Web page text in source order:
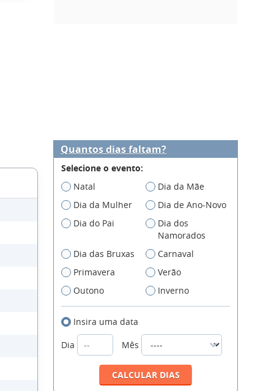
Quantos dias faltam?
Selecione o evento:
Natal
Dia da Mãe
Dia da Mulher
Dia de Ano-Novo
Dia do Pai
Dia dos
Namorados
Dia das Bruxas
Carnaval
Primavera
Verão
Outono
Inverno
Insira uma data
Dia
Mês